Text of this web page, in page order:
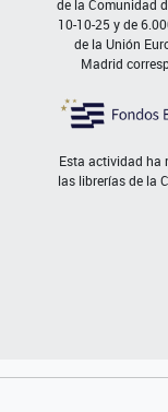
de la Comunidad
10-10-25 y de
de la Unión
Madrid
Esta actividad ha
las librerías de la